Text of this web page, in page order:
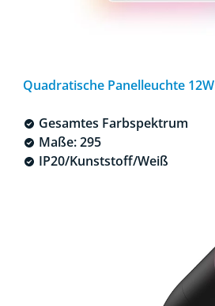
Quadratische Panelleuchte 12W
Gesamtes Farbspektrum
Maße: 295
IP20/Kunststoff/Weiß